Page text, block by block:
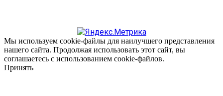
Мы используем cookie-файлы для наилучшего представления
нашего сайта. Продолжая использовать этот сайт, вы
соглашаетесь с использованием cookie-файлов.
Принять